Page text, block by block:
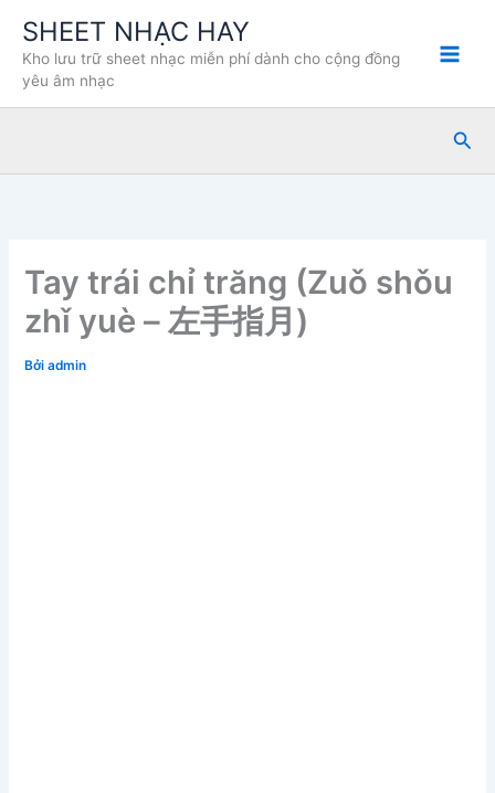
dung
SHEET NHẠC HAY
Kho lưu trữ sheet nhạc miễn phí dành cho cộng đồng
yêu âm nhạc
Tìm
Tay trái chỉ trăng (Zuǒ shǒu
zhǐ yuè – 左手指月)
Bởiadmin